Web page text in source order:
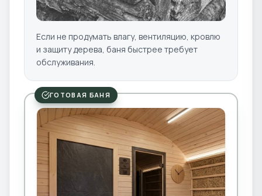
Если не продумать влагу, вентиляцию, кровлю
и защиту дерева, баня быстрее требует
обслуживания.
ГОТОВАЯ БАНЯ